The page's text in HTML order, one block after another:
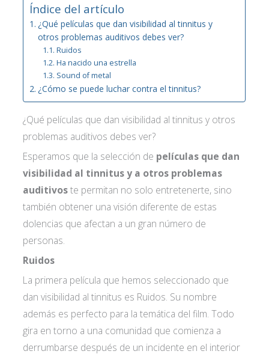
Índice del artículo
¿Qué películas que dan visibilidad al tinnitus y
otros problemas auditivos debes ver?
Ruidos
Ha nacido una estrella
Sound of metal
¿Cómo se puede luchar contra el tinnitus?
¿Qué películas que dan visibilidad al tinnitus y otros
problemas auditivos debes ver?
Esperamos que la selección de películas que dan
visibilidad al tinnitus y a otros problemas
auditivoste permitan no solo entretenerte, sino
también obtener una visión diferente de estas
dolencias que afectan a un gran número de
personas.
Ruidos
La primera película que hemos seleccionado que
dan visibilidad al tinnitus es Ruidos. Su nombre
además es perfecto para la temática del film. Todo
gira en torno a una comunidad que comienza a
derrumbarse después de un incidente en el interior